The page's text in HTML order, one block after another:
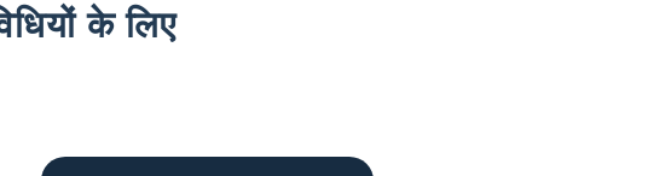
के लिए